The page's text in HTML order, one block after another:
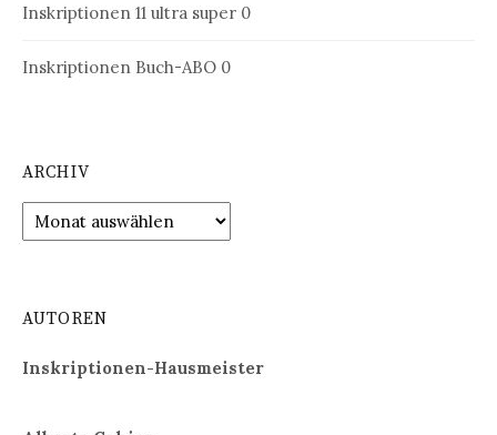
Inskriptionen 11 ultra super 0
Inskriptionen Buch-ABO 0
ARCHIV
Archiv
AUTOREN
Inskriptionen-Hausmeister